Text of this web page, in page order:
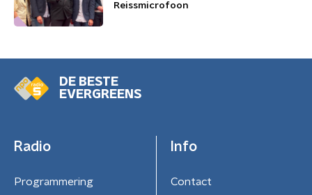
Reissmicrofoon
DE BESTE
EVERGREENS
Radio
Programmering
Info
Contact